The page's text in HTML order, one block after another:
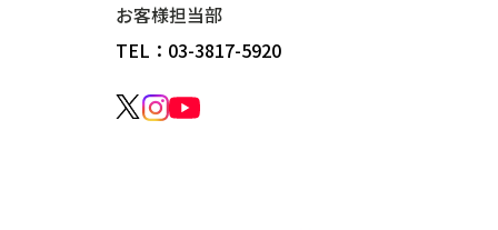
お客様担当部
TEL：03-3817-5920